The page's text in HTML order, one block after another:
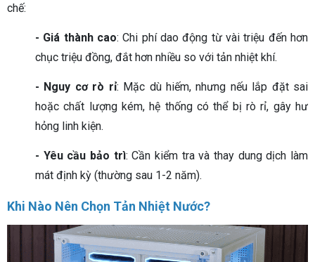
chế:
- Giá thành cao: Chi phí dao động từ vài triệu đến hơn
chục triệu đồng, đắt hơn nhiều so với tản nhiệt khí.
- Nguy cơ rò rỉ: Mặc dù hiếm, nhưng nếu lắp đặt sai
hoặc chất lượng kém, hệ thống có thể bị rò rỉ, gây hư
hỏng linh kiện.
- Yêu cầu bảo trì: Cần kiểm tra và thay dung dịch làm
mát định kỳ (thường sau 1-2 năm).
Khi Nào Nên Chọn Tản Nhiệt Nước?